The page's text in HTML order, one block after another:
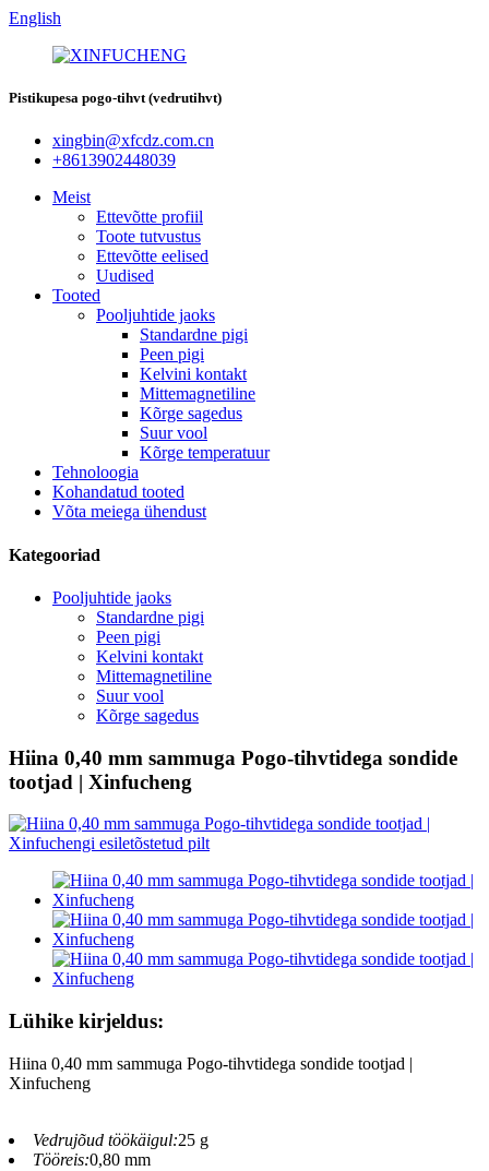
English
Pistikupesa pogo-tihvt (vedrutihvt)
xingbin@xfcdz.com.cn
+8613902448039
Meist
Ettevõtte profiil
Toote tutvustus
Ettevõtte eelised
Uudised
Tooted
Pooljuhtide jaoks
Standardne pigi
Peen pigi
Kelvini kontakt
Mittemagnetiline
Kõrge sagedus
Suur vool
Kõrge temperatuur
Tehnoloogia
Kohandatud tooted
Võta meiega ühendust
Kategooriad
Pooljuhtide jaoks
Standardne pigi
Peen pigi
Kelvini kontakt
Mittemagnetiline
Suur vool
Kõrge sagedus
Hiina 0,40 mm sammuga Pogo-tihvtidega sondide
tootjad | Xinfucheng
Lühike kirjeldus:
Hiina 0,40 mm sammuga Pogo-tihvtidega sondide tootjad |
Xinfucheng
Vedrujõud töökäigul:25 g
Tööreis:0,80 mm